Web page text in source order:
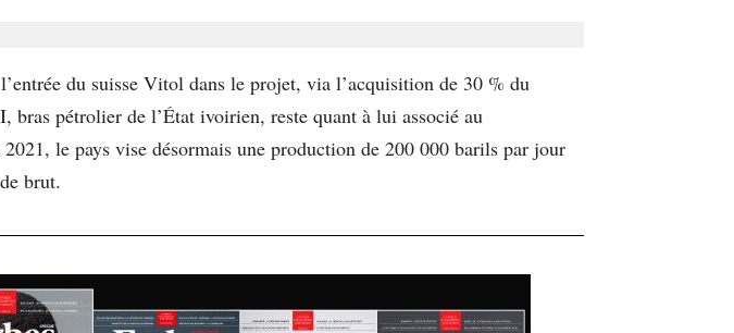
du suisse Vitol dans le projet, via l’acquisition de 30 % du
bras pétrolier de l’État ivoirien, reste quant à lui associé au
le pays vise désormais une production de 200 000 barils par jour
brut.